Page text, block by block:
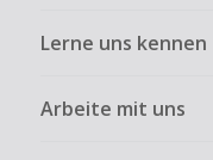
Lerne uns kennen
Arbeite mit uns